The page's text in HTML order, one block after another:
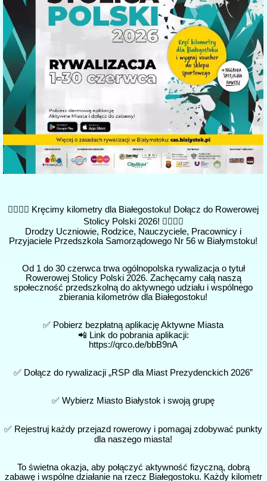
🚴‍♀️🚴‍♂️ Kręcimy kilometry dla Białegostoku! Dołącz do Rowerowej
Stolicy Polski 2026! 🚴‍♂️🚴‍♀️
Drodzy Uczniowie, Rodzice, Nauczyciele, Pracownicy i
Przyjaciele Przedszkola Samorządowego Nr 56 w Białymstoku!
Od 1 do 30 czerwca trwa ogólnopolska rywalizacja o tytuł
Rowerowej Stolicy Polski 2026. Zachęcamy całą naszą
społeczność przedszkolną do aktywnego udziału i wspólnego
zbierania kilometrów dla Białegostoku!
✅ Pobierz bezpłatną aplikację Aktywne Miasta
📲 Link do pobrania aplikacji:
https://qrco.de/bbB9nA
✅ Dołącz do rywalizacji „RSP dla Miast Prezydenckich 2026”
✅ Wybierz Miasto Białystok i swoją grupę
✅ Rejestruj każdy przejazd rowerowy i pomagaj zdobywać punkty
dla naszego miasta!
To świetna okazja, aby połączyć aktywność fizyczną, dobrą
zabawę i wspólne działanie na rzecz Białegostoku. Każdy kilometr